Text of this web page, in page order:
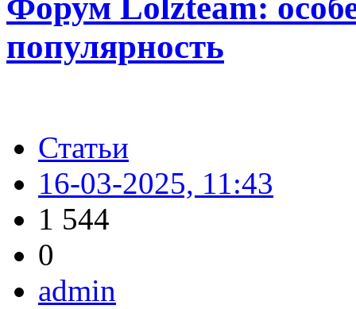
популярность
Статьи
16-03-2025, 11:43
1 544
0
admin